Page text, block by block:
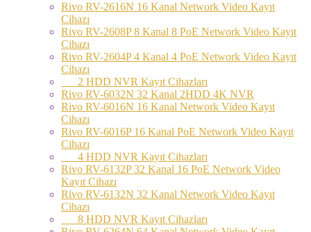
Rivo RV-2616N 16 Kanal Network Video Kayıt
Cihazı
Rivo RV-2608P 8 Kanal 8 PoE Network Video Kayıt
Cihazı
Rivo RV-2604P 4 Kanal 4 PoE Network Video Kayıt
Cihazı
2 HDD NVR Kayıt Cihazları
Rivo RV-6032N 32 Kanal 2HDD 4K NVR
Rivo RV-6016N 16 Kanal Network Video Kayıt
Cihazı
Rivo RV-6016P 16 Kanal PoE Network Video Kayıt
Cihazı
4 HDD NVR Kayıt Cihazları
Rivo RV-6132P 32 Kanal 16 PoE Network Video
Kayıt Cihazı
Rivo RV-6132N 32 Kanal Network Video Kayıt
Cihazı
8 HDD NVR Kayıt Cihazları